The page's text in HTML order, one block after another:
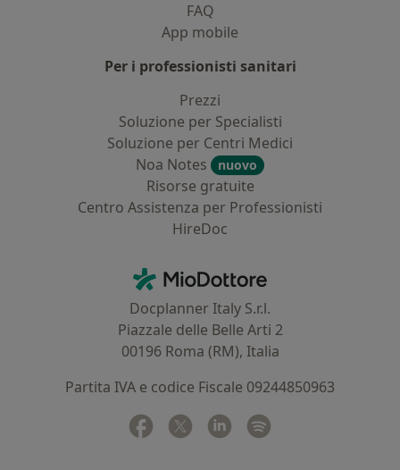
FAQ
App mobile
Per i professionisti sanitari
Prezzi
Soluzione per Specialisti
Soluzione per Centri Medici
Noa Notes
nuovo
Risorse gratuite
Centro Assistenza per Professionisti
HireDoc
MioDottore - Homepage
Docplanner Italy S.r.l.
Piazzale delle Belle Arti 2
00196 Roma (RM), Italia
Partita IVA e codice Fiscale 09244850963
Facebook
si apre in una nuova scheda
Twitter
si apre in una nuova scheda
Linkedin
si apre in una nuova